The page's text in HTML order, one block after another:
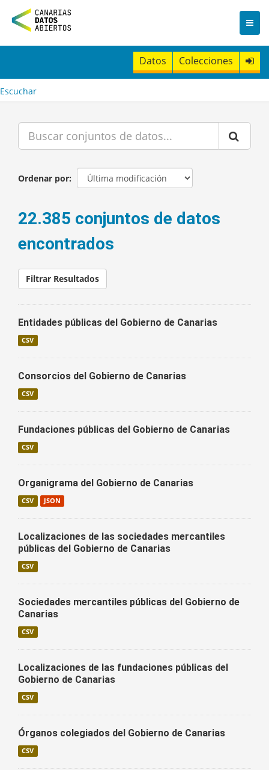
n
t
Datos Colecciones
Escuchar
Ordenar por
22.385 conjuntos de datos
encontrados
Filtrar Resultados
Entidades públicas del Gobierno de Canarias
CSV
Consorcios del Gobierno de Canarias
CSV
Fundaciones públicas del Gobierno de Canarias
CSV
Organigrama del Gobierno de Canarias
CSV JSON
Localizaciones de las sociedades mercantiles
públicas del Gobierno de Canarias
CSV
Sociedades mercantiles públicas del Gobierno de
Canarias
CSV
Localizaciones de las fundaciones públicas del
Gobierno de Canarias
CSV
Órganos colegiados del Gobierno de Canarias
CSV